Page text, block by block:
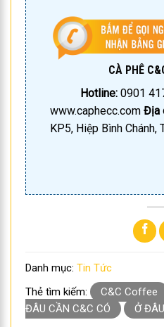
CÀ PHÊ
Hotline:0901
www.caphecc.com Địa
KP5, Hiệp Bình
Danh mục: Tin Tức
Thẻ tìm kiếm:
C&C Coffee
ĐÂU CẦN C&C CÓ
Ở